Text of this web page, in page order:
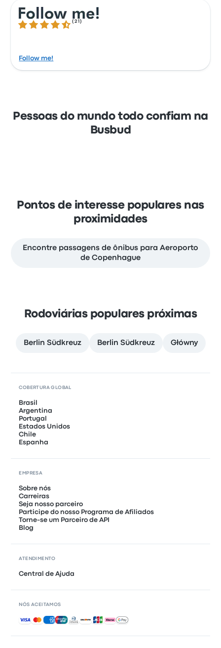
4.7 de 5 estrelas
(21 )
Follow me!
Pessoas do mundo todo confiam na
Busbud
Pontos de interesse populares nas
proximidades
Encontre passagens de ônibus para Aeroporto
de Copenhague
Rodoviárias populares próximas
Berlin Südkreuz Berlin Südkreuz Główny
COBERTURA GLOBAL
Brasil
Argentina
Portugal
Estados Unidos
Chile
Espanha
EMPRESA
Sobre nós
Carreiras
Seja nosso parceiro
Participe do nosso Programa de Afiliados
Torne-se um Parceiro de API
Blog
ATENDIMENTO
Central de Ajuda
NÓS ACEITAMOS
Pagamentos aceitos